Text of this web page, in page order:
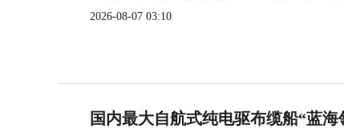
2026-08-07 03:10
国内最大自航式纯电驱布缆船“蓝海